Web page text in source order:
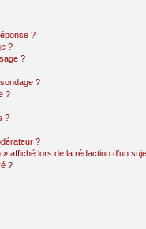
?
?
?
?
?
?
?
affiché lors de la rédaction d’un
?